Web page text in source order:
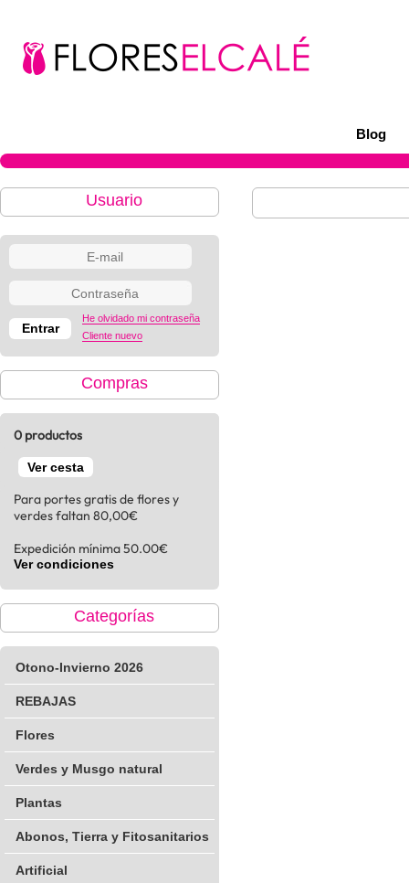
Blog
Usuario
He olvidado mi contraseña
Cliente nuevo
Compras
0 productos
Ver cesta
Para portes gratis de flores y
verdes faltan 80,00€
Expedición mínima 50.00€
Ver condiciones
Categorías
Otono-Invierno 2026
REBAJAS
Flores
Verdes y Musgo natural
Plantas
Abonos, Tierra y Fitosanitarios
Artificial